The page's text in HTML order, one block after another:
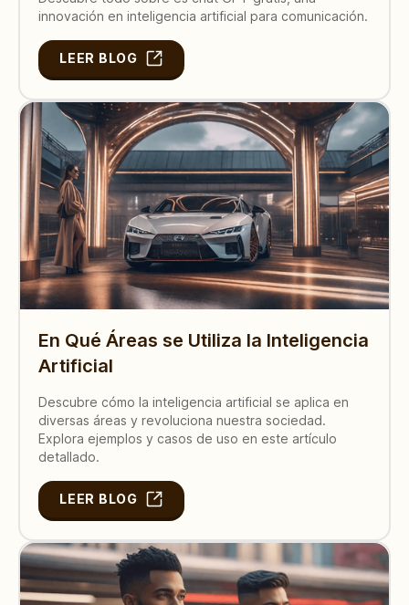
innovación en inteligencia artificial para comunicación.
LEER BLOG
En Qué Áreas se Utiliza la Inteligencia
Artificial
Descubre cómo la inteligencia artificial se aplica en
diversas áreas y revoluciona nuestra sociedad.
Explora ejemplos y casos de uso en este artículo
detallado.
LEER BLOG